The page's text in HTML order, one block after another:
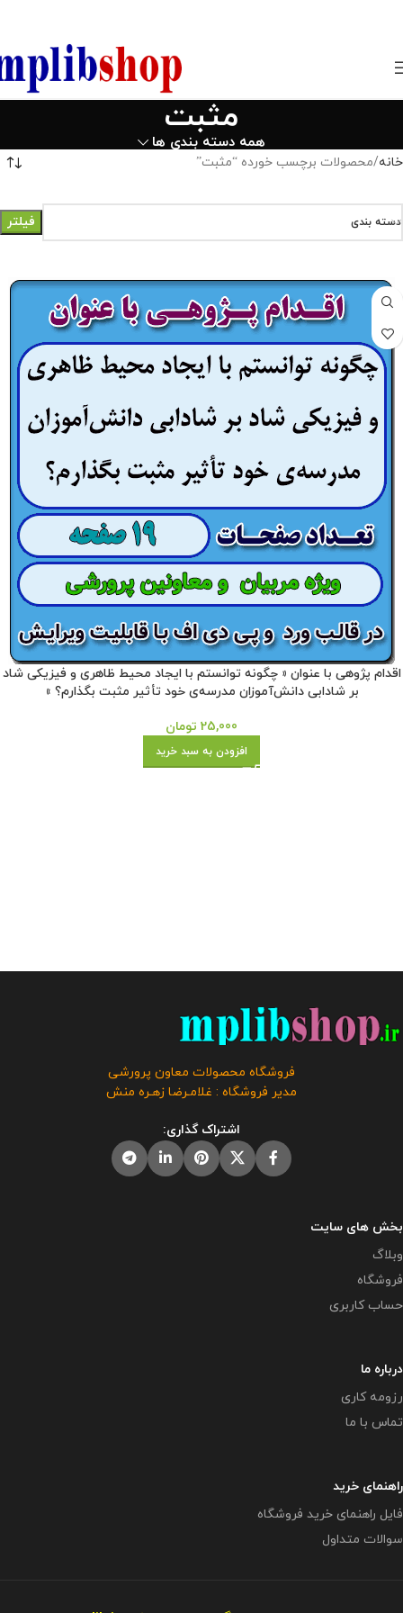
مثبت
همه دسته بندی ها
خانه محصولات برچسب خورده “مثبت”
دسته بندی فیلتر
اقدام پژوهی با عنوان « چگونه توانستم با ایجاد محیط ظاهری و فیزیکی شاد
بر شادابی دانش‌آموزان مدرسه‌ی خود تأثیر مثبت بگذارم؟ »
25,000 تومان
افزودن به سبد خرید
فروشگاه محصولات معاون پرورشی
مدیر فروشگاه : غلامـرضا زهـره منش
اشتراک گذاری:
بخش های سایت
وبلاگ
فروشگاه
حساب کاربری
درباره ما
رزومه کاری
تماس با ما
راهنمای خرید
فایل راهنمای خرید فروشگاه
سوالات متداول